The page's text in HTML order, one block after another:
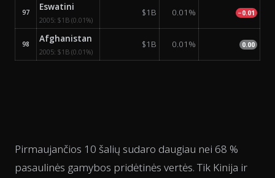
97 Eswatini
2005: $1B (0.01%)
$1B 0.01% −0.01
98 Afghanistan
2005: $1B (0.01%)
$1B 0.01% 0.00
Pirmaujančios 10 šalių sudaro daugiau nei 68 %
pasaulinės gamybos pridėtinės vertės. Tik Kinija ir